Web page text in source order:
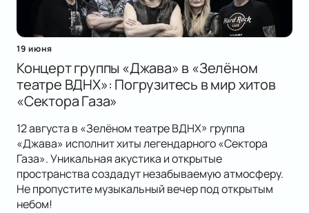
19 июня
Концерт группы «Джава» в «Зелёном
театре ВДНХ»: Погрузитесь в мир хитов
«Сектора Газа»
12 августа в «Зелёном театре ВДНХ» группа
«Джава» исполнит хиты легендарного «Сектора
Газа». Уникальная акустика и открытые
пространства создадут незабываемую атмосферу.
Не пропустите музыкальный вечер под открытым
небом!